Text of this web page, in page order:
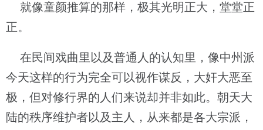
就像童颜推算的那样，极其光明正大，堂堂正
正。
在民间戏曲里以及普通人的认知里，像中州派
今天这样的行为完全可以视作谋反，大奸大恶至
极，但对修行界的人们来说却并非如此。朝天大
陆的秩序维护者以及主人，从来都是各大宗派，